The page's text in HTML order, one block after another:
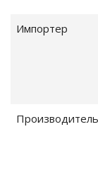
Импортер
Производитель